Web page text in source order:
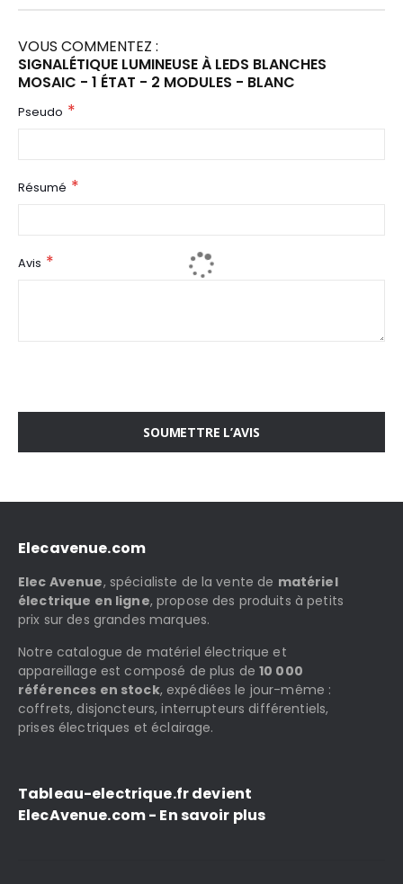
VOUS COMMENTEZ :
SIGNALÉTIQUE LUMINEUSE À LEDS BLANCHES
MOSAIC - 1 ÉTAT - 2 MODULES - BLANC
Pseudo
Résumé
Avis
SOUMETTRE L’AVIS
Elecavenue.com
Elec Avenue, spécialiste de la vente de matériel
électrique en ligne, propose des produits à petits
prix sur des grandes marques.
Notre catalogue de matériel électrique et
appareillage est composé de plus de10 000
références en stock, expédiées le jour-même :
coffrets, disjoncteurs, interrupteurs différentiels,
prises électriques et éclairage.
Tableau-electrique.fr devient
ElecAvenue.com - En savoir plus